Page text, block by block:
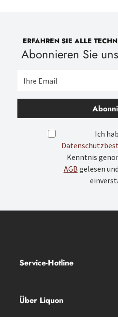
ERFAHREN SIE ALLE
Abonnieren Sie
Ich
Kenntnis
AGB gelesen
Service-Hotline
Über Liquon